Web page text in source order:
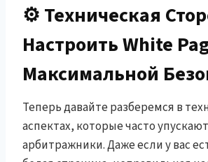
⚙️ Техническая
Настроить White
Максимальной
Теперь давайте разберемся в
аспектах, которые часто
арбитражники. Даже если у вас